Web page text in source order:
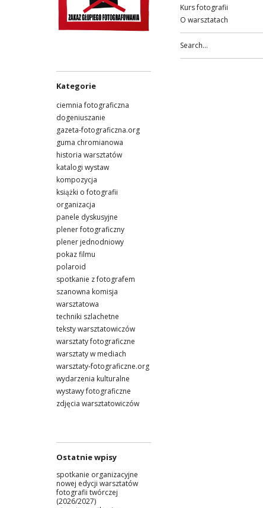
Kurs fotografii
O warsztatach
Kategorie
ciemnia fotograficzna
dogeniuszanie
gazeta-fotograficzna.org
guma chromianowa
historia warsztatów
katalogi wystaw
kompozycja
książki o fotografii
organizacja
panele dyskusyjne
plener fotograficzny
plener jednodniowy
pokaz filmu
polaroid
spotkanie z fotografem
szanowna komisja
warsztatowa
techniki szlachetne
teksty warsztatowiczów
warsztaty fotograficzne
warsztaty w mediach
warsztaty-fotograficzne.org
wydarzenia kulturalne
wystawy fotograficzne
zdjęcia warsztatowiczów
Ostatnie wpisy
spotkanie organizacyjne
nowej edycji warsztatów
fotografii twórczej
(2026/2027)